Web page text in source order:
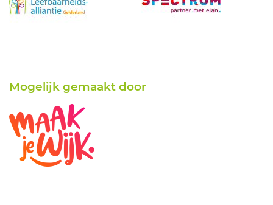
Mogelijk gemaakt door